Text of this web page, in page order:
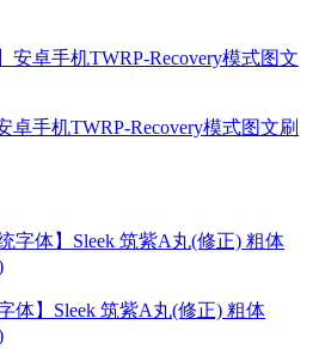
卓手机TWRP-Recovery模式图文刷
体】Sleek 筑紫A丸(修正) 粗体